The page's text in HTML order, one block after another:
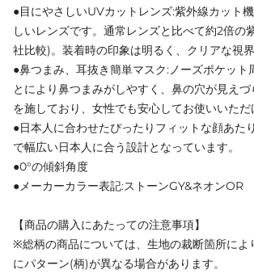
●目にやさしいUVカットレンズ:紫外線カット
しいレンズです。通常レンズと比べて約2倍の
社比較)。装着時の印象は明るく、クリアな視界
●鼻つまみ、耳抜き簡単マスク:ノーズポケット
とにより鼻つまみがしやすく、鼻の穴が見え
を施しており、女性でも安心してお使いいただ
●日本人に合わせたぴったりフィットな顔あた
で幅広い日本人に合う設計となっています。
●0°の傾斜角度
●メーカーカラー表記:ストーンGY&ネオンOR
【商品の購入にあたっての注意事項】
※総柄の商品については、生地の裁断箇所によ
にパターン(柄)が異なる場合があります。